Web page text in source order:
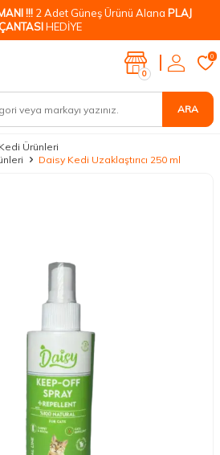
!!! 2 Adet Güneş Ürünü Alana PLAJ
HEDİYE
ARA
0
0
Kedi Ürünleri
Daisy Kedi Uzaklaştırıcı 250 ml